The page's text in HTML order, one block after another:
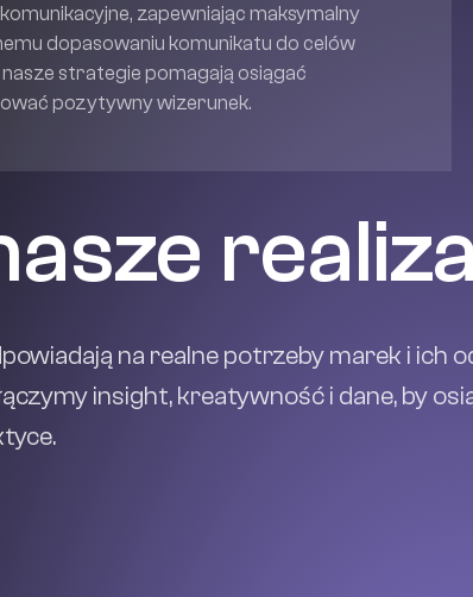
zapewniając maksymalny
dopasowaniu komunikatu do celów
strategie pomagają osiągać
pozytywny wizerunek.
na realne potrzeby marek i ich
insight, kreatywność i dane, by